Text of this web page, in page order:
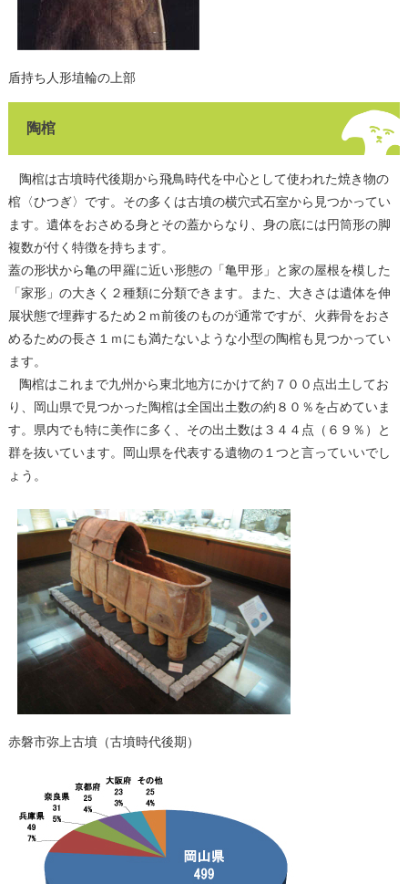
盾持ち人形埴輪の上部
陶棺
陶棺は古墳時代後期から飛鳥時代を中心として使われた焼き物の
棺〈ひつぎ〉です。その多くは古墳の横穴式石室から見つかってい
ます。遺体をおさめる身とその蓋からなり、身の底には円筒形の脚
複数が付く特徴を持ちます。
蓋の形状から亀の甲羅に近い形態の「亀甲形」と家の屋根を模した
「家形」の大きく２種類に分類できます。また、大きさは遺体を伸
展状態で埋葬するため２ｍ前後のものが通常ですが、火葬骨をおさ
めるための長さ１ｍにも満たないような小型の陶棺も見つかってい
ます。
陶棺はこれまで九州から東北地方にかけて約７００点出土してお
り、岡山県で見つかった陶棺は全国出土数の約８０％を占めていま
す。県内でも特に美作に多く、その出土数は３４４点（６９％）と
群を抜いています。岡山県を代表する遺物の１つと言っていいでし
ょう。
赤磐市弥上古墳（古墳時代後期）